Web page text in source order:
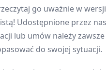
go uważnie w wersji
Udostępnione przez nas
lub umów należy zawsze
do swojej sytuacji.